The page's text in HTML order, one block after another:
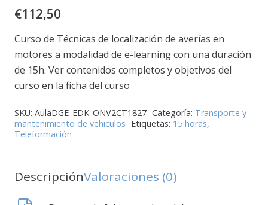
€112,50
Curso de Técnicas de localización de averías en
motores a modalidad de e-learning con una duración
de 15h. Ver contenidos completos y objetivos del
curso en la ficha del curso
SKU: AulaDGE_EDK_ONV2CT1827 Categoría: Transporte y
mantenimiento de vehiculos Etiquetas: 15 horas,
Teleformación
DescripciónValoraciones (0)